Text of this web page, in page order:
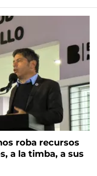
roba recursos
a la timba, a sus